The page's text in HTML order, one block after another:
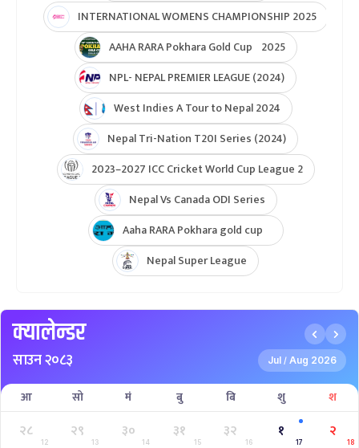
INTERNATIONAL WOMENS CHAMPIONSHIP 2025
AAHA RARA Pokhara Gold Cup 2025
NPL- NEPAL PREMIER LEAGUE (2024)
West Indies A Tour to Nepal 2024
Nepal Tri-Nation T20I Series (2024)
2023–2027 ICC Cricket World Cup League 2
Nepal Vs Canada ODI Series
Aaha RARA Pokhara gold cup
Nepal Super League
क्यालेन्डर
साउन २०८३ Jul / Aug 2026
आ सो मं बु बि शु श
२८
12
२९
13
३०
14
३१
15
३२
16
१
17
२
18